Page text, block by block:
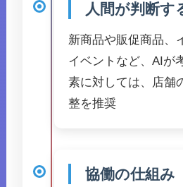
人間が判断す
新商品や販促商品、
イベントなど、AIが
素に対しては、店舗
整を推奨
協働の仕組み